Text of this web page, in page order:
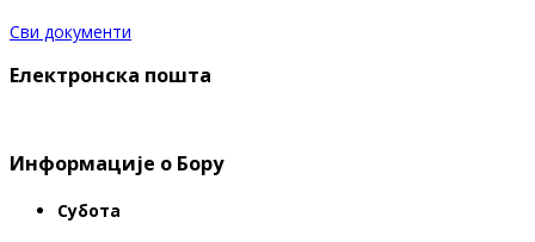
Сви документи
Електронска пошта
Информације о Бору
Субота